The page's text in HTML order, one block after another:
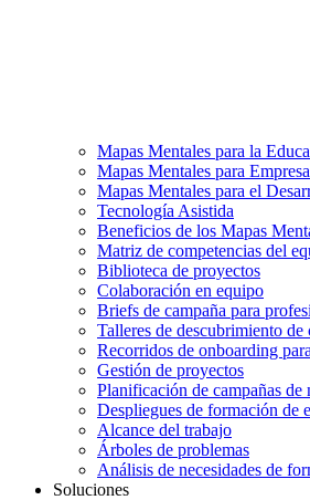
Mapas Mentales para la
Mapas Mentales para
Mapas Mentales para el
Tecnología Asistida
Beneficios de los Mapas
Matriz de competencias del
Biblioteca de proyectos
Colaboración en equipo
Briefs de campaña para
Talleres de descubrimiento de
Recorridos de onboarding
Gestión de proyectos
Planificación de campañas de
Despliegues de formación de
Alcance del trabajo
Árboles de problemas
Análisis de necesidades de
Soluciones